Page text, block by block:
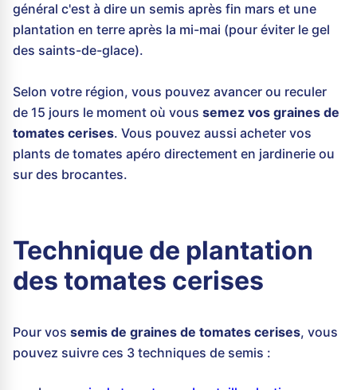
général c'est à dire un semis après fin mars et une
plantation en terre après la mi-mai (pour éviter le gel
des saints-de-glace).
Selon votre région, vous pouvez avancer ou reculer
de 15 jours le moment où vous semez vos graines de
tomates cerises. Vous pouvez aussi acheter vos
plants de tomates apéro directement en jardinerie ou
sur des brocantes.
Technique de plantation
des tomates cerises
Pour vos semis de graines de tomates cerises, vous
pouvez suivre ces 3 techniques de semis :